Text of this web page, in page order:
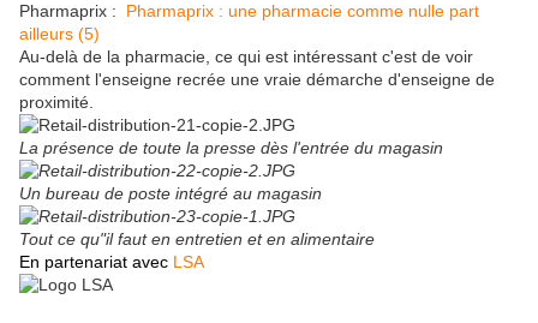
Pharmaprix : Pharmaprix : une pharmacie comme nulle part
ailleurs (5)
Au-delà de la pharmacie, ce qui est intéressant c'est de voir
comment l'enseigne recrée une vraie démarche d'enseigne de
proximité.
La présence de toute la presse dès l'entrée du magasin
Un bureau de poste intégré au magasin
Tout ce qu"il faut en entretien et en alimentaire
En partenariat avec LSA